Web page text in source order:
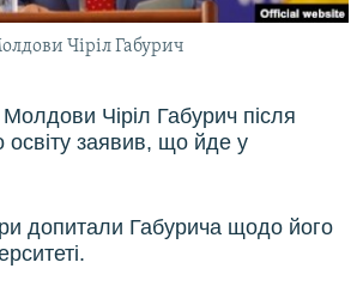
КРИМУ
Чіріл Габурич
Молдови Чіріл Габурич після
заявив, що йде у
допитали Габурича щодо його